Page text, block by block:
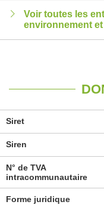
Voir toutes les
environnement
Siret
Siren
N° de TVA
intracommunautaire
Forme juridique